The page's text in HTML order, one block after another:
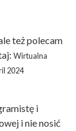
też polecam
Wirtualna
2024
i
i nie nosić